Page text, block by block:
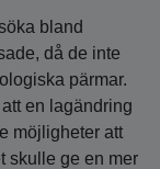
bland
då de inte
pärmar.
en lagändring
möjligheter att
skulle ge en mer